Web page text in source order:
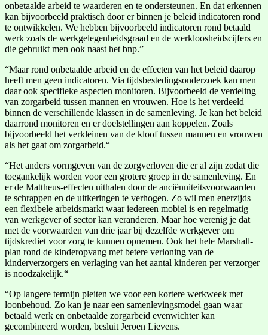
onbetaalde arbeid te waarderen en te ondersteunen. En dat erkennen
kan bijvoorbeeld praktisch door er binnen je beleid indicatoren rond
te ontwikkelen. We hebben bijvoorbeeld indicatoren rond betaald
werk zoals de werkgelegenheidsgraad en de werkloosheidscijfers en
die gebruikt men ook naast het bnp.”
“Maar rond onbetaalde arbeid en de effecten van het beleid daarop
heeft men geen indicatoren. Via tijdsbestedingsonderzoek kan men
daar ook specifieke aspecten monitoren. Bijvoorbeeld de verdeling
van zorgarbeid tussen mannen en vrouwen. Hoe is het verdeeld
binnen de verschillende klassen in de samenleving. Je kan het beleid
daarrond monitoren en er doelstellingen aan koppelen. Zoals
bijvoorbeeld het verkleinen van de kloof tussen mannen en vrouwen
als het gaat om zorgarbeid.“
“Het anders vormgeven van de zorgverloven die er al zijn zodat die
toegankelijk worden voor een grotere groep in de samenleving. En
er de Mattheus-effecten uithalen door de anciënniteitsvoorwaarden
te schrappen en de uitkeringen te verhogen. Zo wil men enerzijds
een flexibele arbeidsmarkt waar iedereen mobiel is en regelmatig
van werkgever of sector kan veranderen. Maar hoe verenig je dat
met de voorwaarden van drie jaar bij dezelfde werkgever om
tijdskrediet voor zorg te kunnen opnemen. Ook het hele Marshall-
plan rond de kinderopvang met betere verloning van de
kinderverzorgers en verlaging van het aantal kinderen per verzorger
is noodzakelijk.“
“Op langere termijn pleiten we voor een kortere werkweek met
loonbehoud. Zo kan je naar een samenlevingsmodel gaan waar
betaald werk en onbetaalde zorgarbeid evenwichter kan
gecombineerd worden, besluit Jeroen Lievens.